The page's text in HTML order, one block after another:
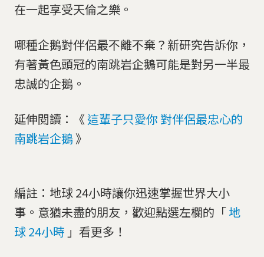
在一起享受天倫之樂。
哪種企鵝對伴侶最不離不棄？新研究告訴你，
有著黃色頭冠的南跳岩企鵝可能是對另一半最
忠誠的企鵝。
延伸閱讀：《 這輩子只愛你 對伴侶最忠心的
南跳岩企鵝》
編註：地球 24小時讓你迅速掌握世界大小
事。意猶未盡的朋友，歡迎點選左欄的「地
球 24小時 」看更多！